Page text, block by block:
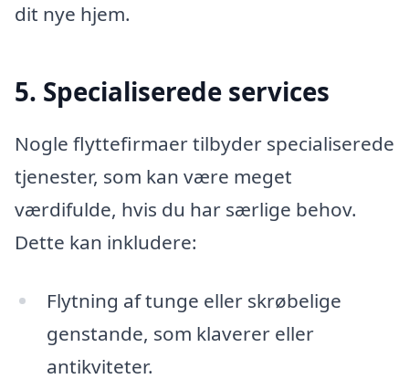
dit nye hjem.
5. Specialiserede services
Nogle flyttefirmaer tilbyder specialiserede
tjenester, som kan være meget
værdifulde, hvis du har særlige behov.
Dette kan inkludere:
Flytning af tunge eller skrøbelige
genstande, som klaverer eller
antikviteter.